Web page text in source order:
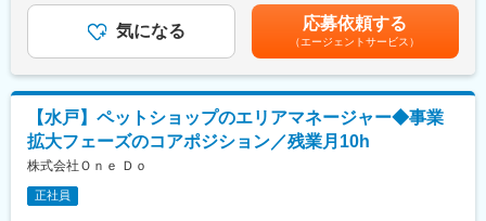
・第二新卒である20代からバイタリティの高い40代まで幅広い年
齢層の方がご入社・ご活躍されております。
・食品業界や販売営業経験者はもちろんのこと、学生時代に飲
がご入社されております。
変更の範囲：会社の定める業務
・部門の運営、売上管理
・営業活動
・サービス提供管理・保守
・ご利用者様やご家族へのヒアリング、サービス設計・立上げ
・ケアマネージャーや医療機関、福祉事業所、行政等との調整
・スタッフの採用・指導・育成
・各種プロジェクトへの参加
※担当エリアは選考時の希望を考慮の上、決定します。
有■賞与：年2回※前職給与を考慮※経験・スキル・スタートポジシ
ョンにおいて異なる※評価により昇格・昇給あり※エリアにより地
域加算手当分が異なる※時間外手当は別途全額支給賃金はあくまで
も目安の金額であり、選考を通じて上下する可能性があります。
月給(月額)は固定手当を含めた表記です。
気になる 応募依頼する
（エージェントサービス）
【水戸】ペットショップのエリアマネージャー◆事業
拡大フェーズのコアポジション／残業月10h
株式会社Ｏｎｅ Ｄｏ
正社員